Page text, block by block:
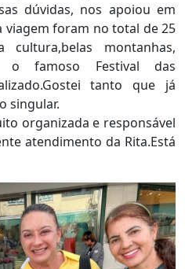
dúvidas, nos apoiou em
viagem foram no total de 25
cultura,belas montanhas,
o famoso Festival das
tanto que já
singular.
organizada e responsável
atendimento da Rita.Está